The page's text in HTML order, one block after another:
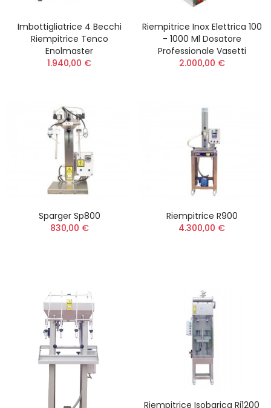
Imbottigliatrice 4 Becchi
Riempitrice Tenco
Enolmaster
1.940,00 €
Riempitrice Inox Elettrica 100
- 1000 Ml Dosatore
Professionale Vasetti
2.000,00 €
Sparger Sp800
830,00 €
Riempitrice R900
4.300,00 €
Riempitrice Isobarica Ri1200